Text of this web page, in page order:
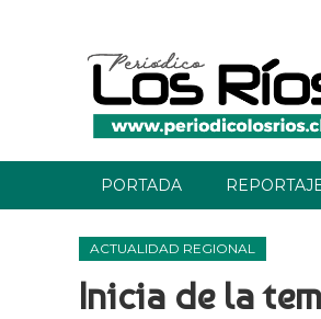
PORTADA
ACTUALIDAD REGIONAL
Inicia de la